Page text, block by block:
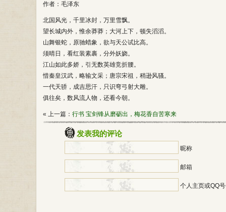
作者：毛泽东
北国风光，千里冰封，万里雪飘。
望长城内外，惟余莽莽；大河上下，顿失滔滔。
山舞银蛇，原驰蜡象，欲与天公试比高。
须晴日，看红装素裹，分外妖娆。
江山如此多娇，引无数英雄竞折腰。
惜秦皇汉武，略输文采；唐宗宋祖，稍逊风骚。
一代天骄，成吉思汗，只识弯弓射大雕。
俱往矣，数风流人物，还看今朝。
« 上一篇： 行书 宝剑锋从磨砺出，梅花香自苦寒来
发表我的评论
昵称
邮箱
个人主页或QQ